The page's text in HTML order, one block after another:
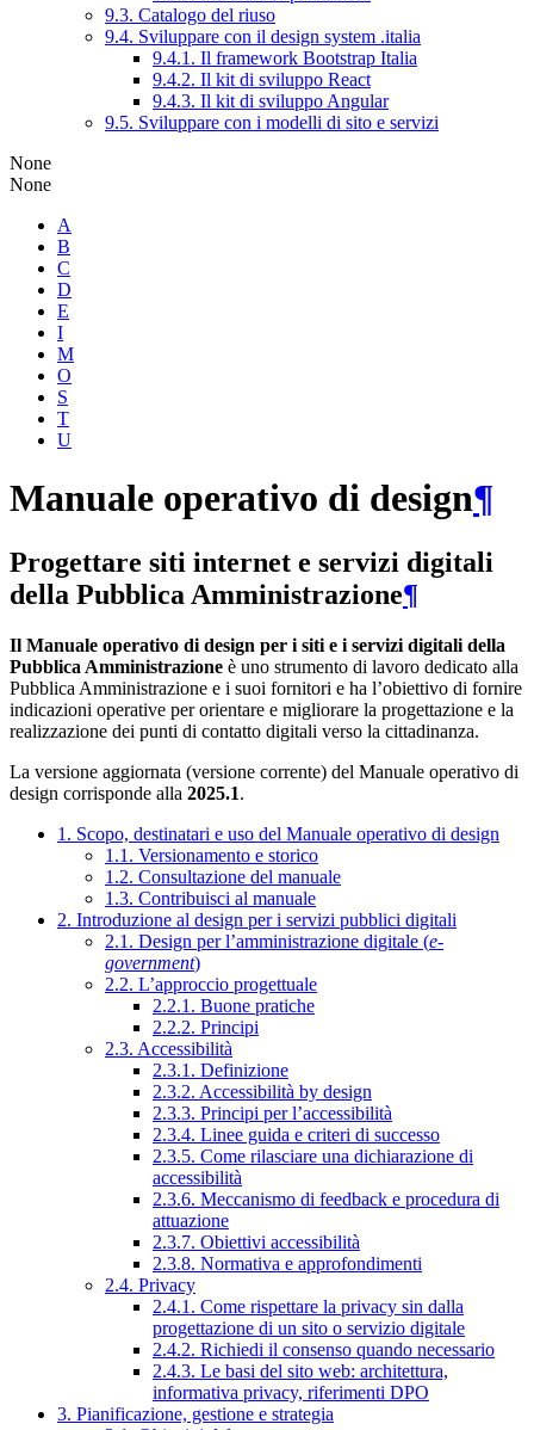
9.3. Catalogo del riuso
9.4. Sviluppare con il design system .italia
9.4.1. Il framework Bootstrap Italia
9.4.2. Il kit di sviluppo React
9.4.3. Il kit di sviluppo Angular
9.5. Sviluppare con i modelli di sito e servizi
None
None
A
B
C
D
E
I
M
O
S
T
U
Manuale operativo di design¶
Progettare siti internet e servizi digitali
della Pubblica Amministrazione¶
Il Manuale operativo di design per i siti e i servizi digitali della
Pubblica Amministrazione è uno strumento di lavoro dedicato alla
Pubblica Amministrazione e i suoi fornitori e ha l’obiettivo di fornire
indicazioni operative per orientare e migliorare la progettazione e la
realizzazione dei punti di contatto digitali verso la cittadinanza.
La versione aggiornata (versione corrente) del Manuale operativo di
design corrisponde alla 2025.1.
1. Scopo, destinatari e uso del Manuale operativo di design
1.1. Versionamento e storico
1.2. Consultazione del manuale
1.3. Contribuisci al manuale
2. Introduzione al design per i servizi pubblici digitali
2.1. Design per l’amministrazione digitale (e-
government)
2.2. L’approccio progettuale
2.2.1. Buone pratiche
2.2.2. Principi
2.3. Accessibilità
2.3.1. Definizione
2.3.2. Accessibilità by design
2.3.3. Principi per l’accessibilità
2.3.4. Linee guida e criteri di successo
2.3.5. Come rilasciare una dichiarazione di
accessibilità
2.3.6. Meccanismo di feedback e procedura di
attuazione
2.3.7. Obiettivi accessibilità
2.3.8. Normativa e approfondimenti
2.4. Privacy
2.4.1. Come rispettare la privacy sin dalla
progettazione di un sito o servizio digitale
2.4.2. Richiedi il consenso quando necessario
2.4.3. Le basi del sito web: architettura,
informativa privacy, riferimenti DPO
3. Pianificazione, gestione e strategia